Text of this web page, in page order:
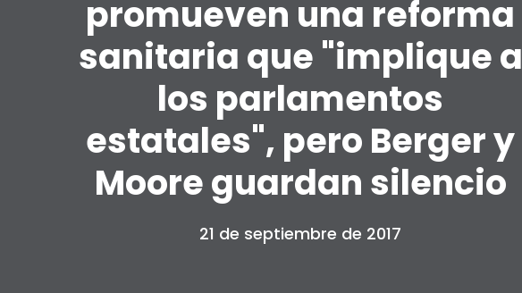
promueven una reforma
sanitaria que "implique a
los parlamentos
estatales", pero Berger y
Moore guardan silencio
21 de septiembre de 2017